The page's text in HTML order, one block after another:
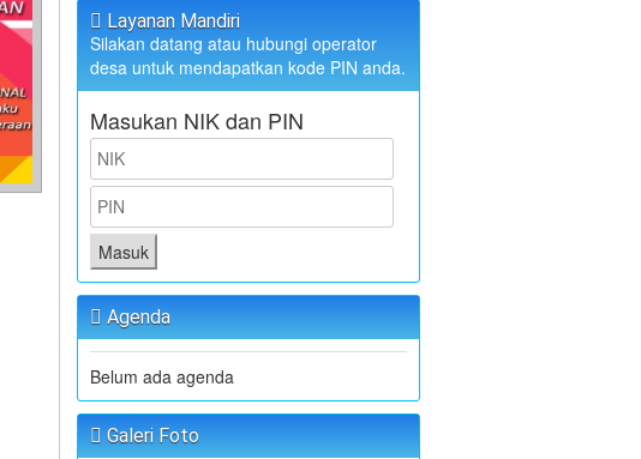
Layanan Mandiri
Silakan datang atau hubungi operator
desa untuk mendapatkan kode PIN anda.
Masukan NIK dan PIN
Masuk
Agenda
Belum ada agenda
Galeri Foto